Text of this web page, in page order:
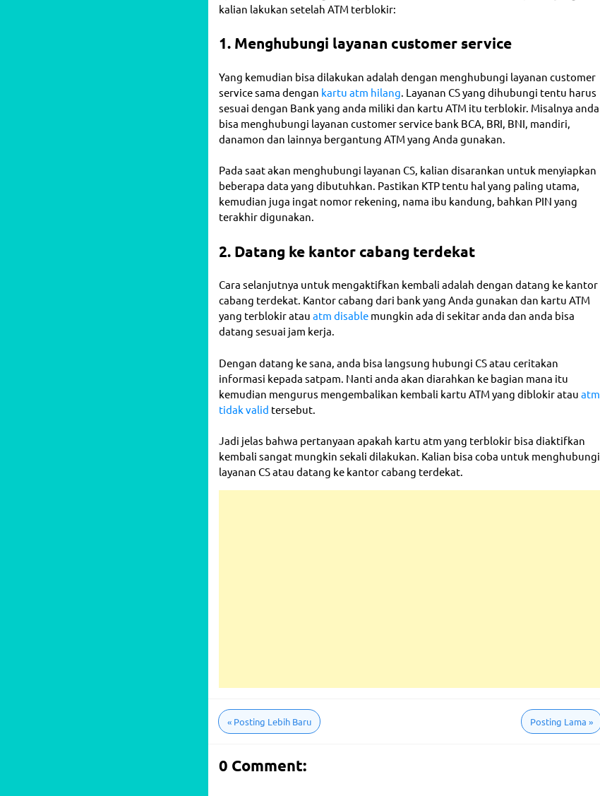
kalian lakukan setelah ATM terblokir:
1. Menghubungi layanan customer service
Yang kemudian bisa dilakukan adalah dengan menghubungi layanan customer
service sama dengan kartu atm hilang . Layanan CS yang dihubungi tentu harus
sesuai dengan Bank yang anda miliki dan kartu ATM itu terblokir. Misalnya anda
bisa menghubungi layanan customer service bank BCA, BRI, BNI, mandiri,
danamon dan lainnya bergantung ATM yang Anda gunakan.
Pada saat akan menghubungi layanan CS, kalian disarankan untuk menyiapkan
beberapa data yang dibutuhkan. Pastikan KTP tentu hal yang paling utama,
kemudian juga ingat nomor rekening, nama ibu kandung, bahkan PIN yang
terakhir digunakan.
2. Datang ke kantor cabang terdekat
Cara selanjutnya untuk mengaktifkan kembali adalah dengan datang ke kantor
cabang terdekat. Kantor cabang dari bank yang Anda gunakan dan kartu ATM
yang terblokir atau atm disablemungkin ada di sekitar anda dan anda bisa
datang sesuai jam kerja.
Dengan datang ke sana, anda bisa langsung hubungi CS atau ceritakan
informasi kepada satpam. Nanti anda akan diarahkan ke bagian mana itu
kemudian mengurus mengembalikan kembali kartu ATM yang diblokir atau atm
tidak valid tersebut.
Jadi jelas bahwa pertanyaan apakah kartu atm yang terblokir bisa diaktifkan
kembali sangat mungkin sekali dilakukan. Kalian bisa coba untuk menghubungi
layanan CS atau datang ke kantor cabang terdekat.
«Posting Lebih Baru Posting Lama»
0 Comment: